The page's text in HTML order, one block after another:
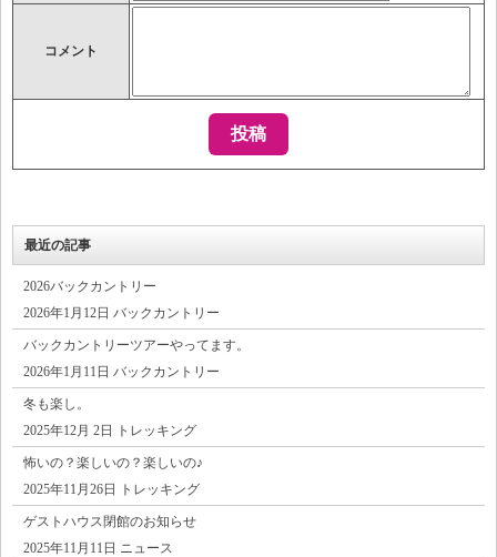
コメント
最近の記事
2026バックカントリー
2026年1月12日 バックカントリー
バックカントリーツアーやってます。
2026年1月11日 バックカントリー
冬も楽し。
2025年12月 2日 トレッキング
怖いの？楽しいの？楽しいの♪
2025年11月26日 トレッキング
ゲストハウス閉館のお知らせ
2025年11月11日 ニュース